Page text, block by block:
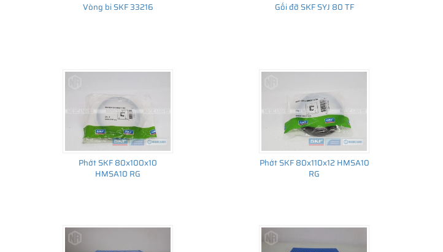
Vòng bi SKF 33216 Gối đỡ SKF SYJ 80 TF
Phớt SKF 80x100x10
HMSA10 RG
Phớt SKF 80x110x12 HMSA10
RG